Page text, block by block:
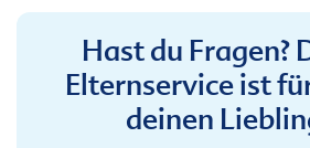
Hast du Fragen?
Elternservice ist
deinen